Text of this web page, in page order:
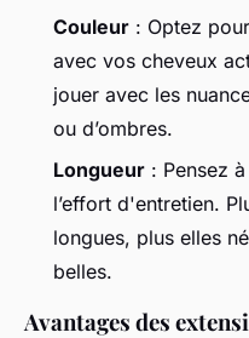
Couleur : Optez
avec vos cheveux
jouer avec les
ou d’ombres.
Longueur : Pensez
l’effort d'entretien.
longues, plus elles
belles.
Avantages des